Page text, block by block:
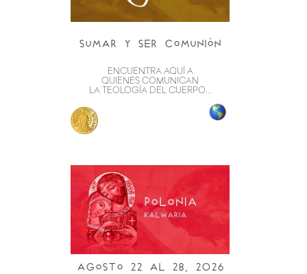
Agosto 22 al 28, 2026
sumar y ser comunión
ENCUENTRA AQUÍ A
QUIENES COMUNICAN
LA TEOLOGÍA DEL CUERPO...